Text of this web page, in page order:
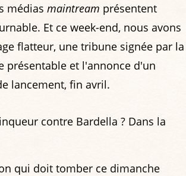
médias maintream présentent
Et ce week-end, nous avons
flatteur, une tribune signée par la
présentable et l'annonce d'un
lancement, fin avril.
contre Bardella ? Dans la
qui doit tomber ce dimanche